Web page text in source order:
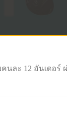
นละ 12 อันเดอร์